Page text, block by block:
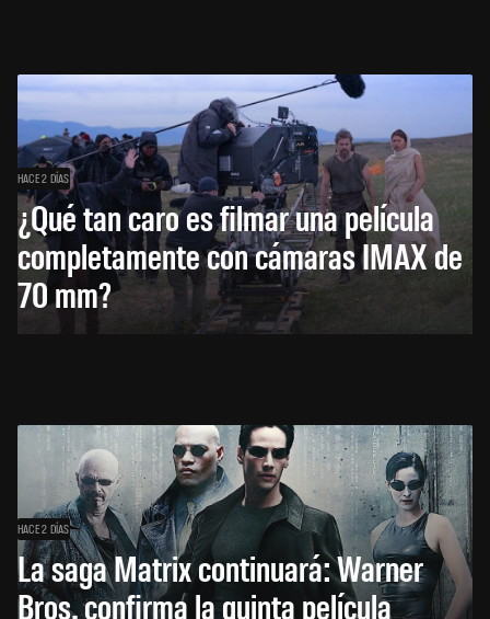
HACE 2 DÍAS
¿Qué tan caro es filmar una película
completamente con cámaras IMAX de
70 mm?
HACE 2 DÍAS
La saga Matrix continuará: Warner
Bros. confirma la quinta película